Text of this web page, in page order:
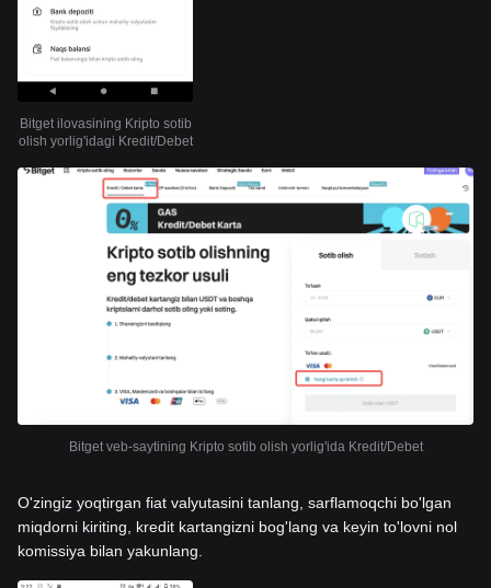
Bitget ilovasining Kripto sotib
olish yorlig'idagi Kredit/Debet
Bitget veb-saytining Kripto sotib olish yorlig'ida Kredit/Debet
O'zingiz yoqtirgan fiat valyutasini tanlang, sarflamoqchi bo'lgan
miqdorni kiriting, kredit kartangizni bog'lang va keyin to'lovni nol
komissiya bilan yakunlang.